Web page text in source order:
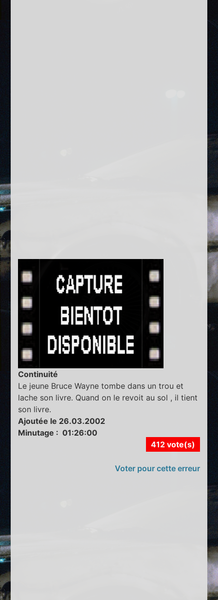
Continuité
Le jeune Bruce Wayne tombe dans un trou et
lache son livre. Quand on le revoit au sol , il tient
son livre.
Ajoutée le 26.03.2002
Minutage : 01:26:00
412 vote(s)
Voter pour cette erreur